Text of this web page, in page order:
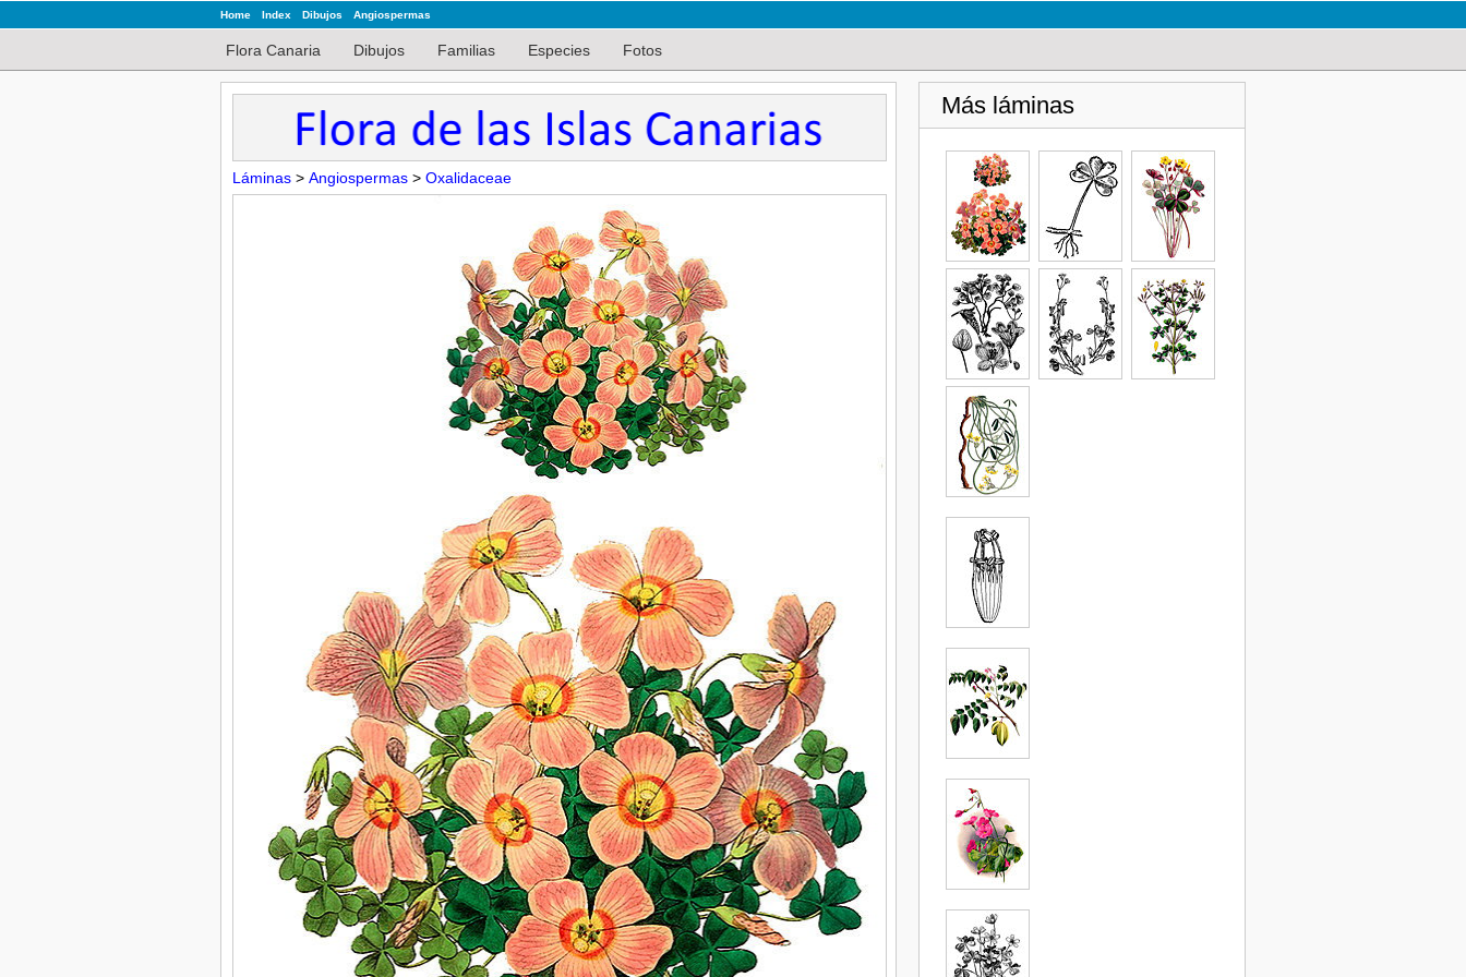
Home Index Dibujos Angiospermas
Flora Canaria Dibujos Familias Especies Fotos
Láminas > Angiospermas > Oxalidaceae
Más láminas